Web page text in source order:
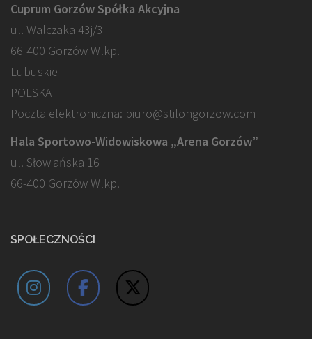
Cuprum Gorzów Spółka Akcyjna
ul. Walczaka 43j/3
66-400 Gorzów Wlkp.
Lubuskie
POLSKA
Poczta elektroniczna: biuro@stilongorzow.com
Hala Sportowo-Widowiskowa „Arena Gorzów”
ul. Słowiańska 16
66-400 Gorzów Wlkp.
SPOŁECZNOŚCI